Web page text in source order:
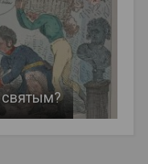
святым?